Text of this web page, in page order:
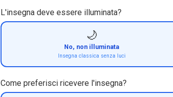
L'insegna deve essere illuminata?
🌙
No, non illuminata
Insegna classica senza luci
Come preferisci ricevere l'insegna?